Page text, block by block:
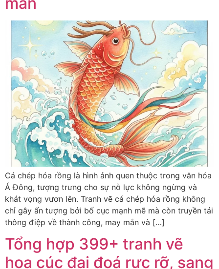
Cá chép hóa rồng là hình ảnh quen thuộc trong văn hóa
Á Đông, tượng trưng cho sự nỗ lực không ngừng và
khát vọng vươn lên. Tranh vẽ cá chép hóa rồng không
chỉ gây ấn tượng bởi bố cục mạnh mẽ mà còn truyền tải
thông điệp về thành công, may mắn và […]
Tổng hợp 399+ tranh vẽ
hoa cúc đại đoá rực rỡ, sang